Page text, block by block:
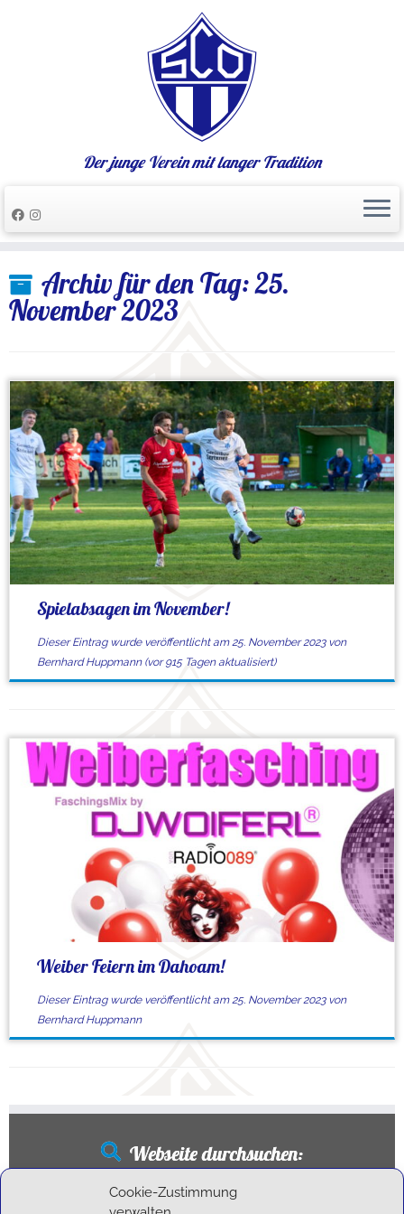
Cookie-Zustimmung
Inhalt
springen
Der junge Verein mit langer Tradition
Archiv für den Tag:25.
November 2023
Spielabsagen im November!
Dieser Eintrag wurde veröffentlicht am25. November 2023 von
Bernhard Huppmann(vor 915 Tagen aktualisiert)
Weiber Feiern im Dahoam!
Dieser Eintrag wurde veröffentlicht am25. November 2023 von
Bernhard Huppmann
Webseite durchsuchen: